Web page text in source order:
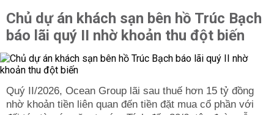
Chủ dự án khách sạn bên hồ Trúc Bạch
báo lãi quý II nhờ khoản thu đột biến
Quý II/2026, Ocean Group lãi sau thuế hơn 15 tỷ đồng
nhờ khoản tiền liên quan đến tiền đặt mua cổ phần với